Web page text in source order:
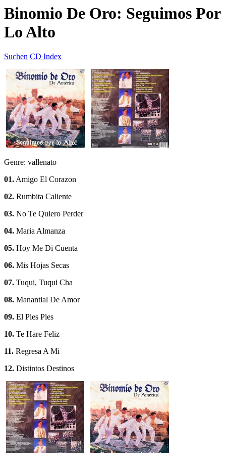
Binomio De Oro: Seguimos Por
Lo Alto
Suchen CD Index
Genre: vallenato
01.Amigo El Corazon
02. Rumbita Caliente
03. No Te Quiero Perder
04. Maria Almanza
05. Hoy Me Di Cuenta
06. Mis Hojas Secas
07. Tuqui, Tuqui Cha
08. Manantial De Amor
09. El Ples Ples
10. Te Hare Feliz
11. Regresa A Mi
12. Distintos Destinos